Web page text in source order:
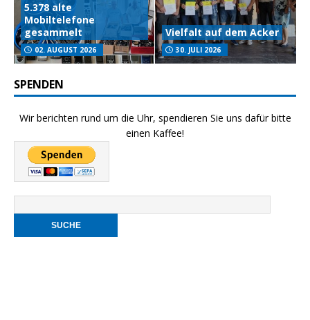
5.378 alte
Mobiltelefone
gesammelt
02. AUGUST 2026
Vielfalt auf dem Acker
30. JULI 2026
SPENDEN
Wir berichten rund um die Uhr, spendieren Sie uns dafür bitte
einen Kaffee!